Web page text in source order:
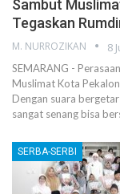
Sambut
Tegaskan
M. NURROZIKAN 8
SEMARANG -
Muslimat Kota
Dengan suara
sangat senang bisa
SERBA-SERBI